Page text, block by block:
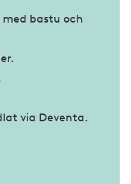
med bastu och
via Deventa.